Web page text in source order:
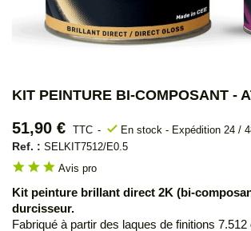
KIT PEINTURE BI-COMPOSANT -
51,90 € TTC check En stock - Expédition 24 /
Ref. : SELKIT7512/E0.5
star star star Avis pro
Kit peinture brillant direct 2K (bi-
durcisseur.
Fabriqué à partir des laques de finitions 7.512